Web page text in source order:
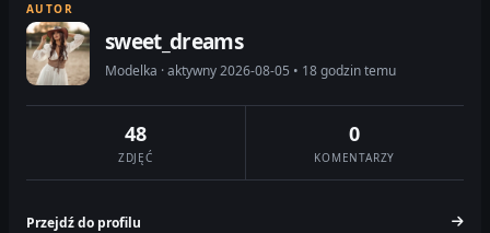
AUTOR
sweet_dreams
Modelka · aktywny 2026-08-05 • 18 godzin temu
48
ZDJĘĆ
0
KOMENTARZY
Przejdź do profilu